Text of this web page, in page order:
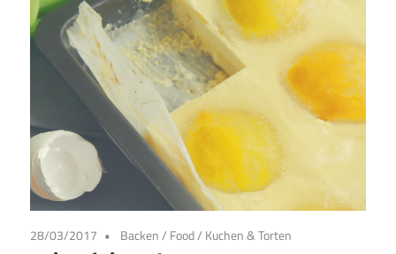
und
Travelblog
28/03/2017 Backen/ Food/ Kuchen & Torten